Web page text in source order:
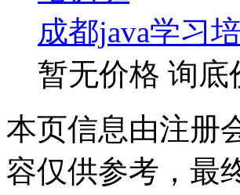
成都java学习
暂无价格 询底
本页信息由注册
容仅供参考，最